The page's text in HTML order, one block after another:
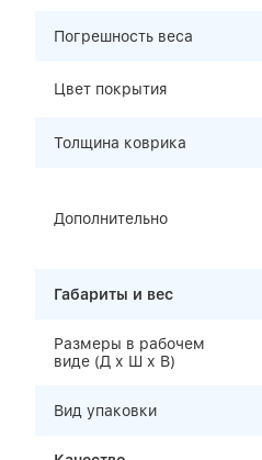
Погрешность веса
Цвет покрытия
Толщина коврика
Дополнительно
Габариты и вес
Размеры в рабочем
виде (Д х Ш х В)
Вид упаковки